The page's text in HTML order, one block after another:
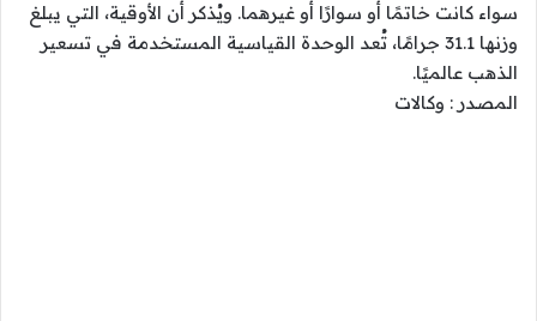
سواء كانت خاتمًا أو سوارًا أو غيرهما. ويُذكر أن الأوقية، التي يبلغ
وزنها 31.1 جرامًا، تُعد الوحدة القياسية المستخدمة في تسعير
الذهب عالميًا.
المصدر : وكالات